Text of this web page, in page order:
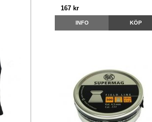
167 kr
INFO KÖP